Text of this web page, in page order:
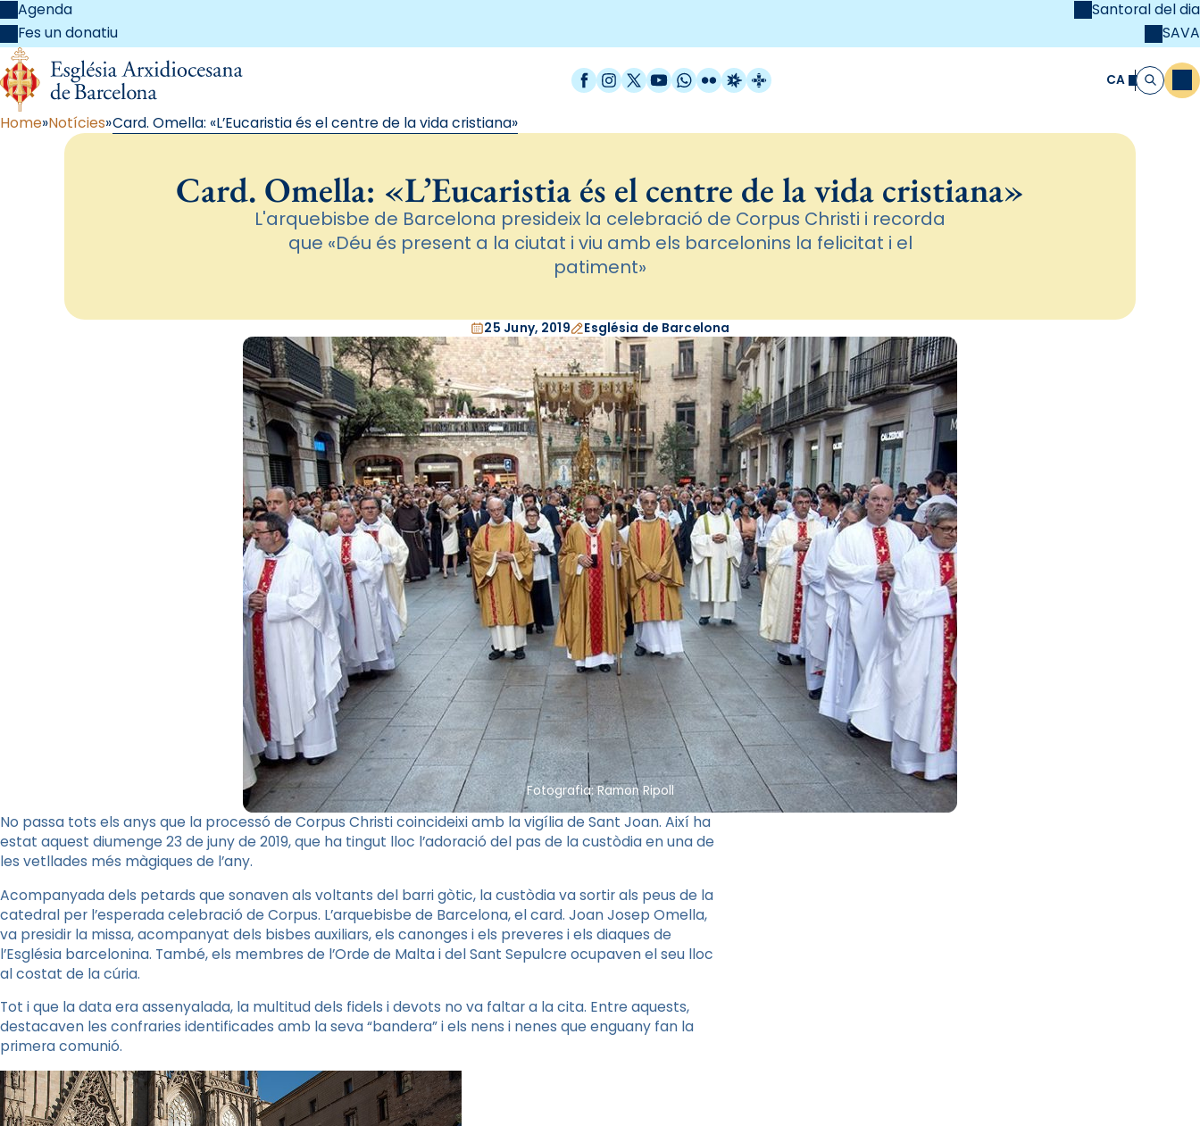
Agenda
Fes un donatiu
Santoral del dia
SAVA
Facebook
Instagram
X / Twitter
YouTube
WhatsApp
FlickrRadio Estel
Catalunya Cristiana CA Cerca
Home Notícies Card. Omella: «L’Eucaristia és el centre de la vida cristiana»
Card. Omella: «L’Eucaristia és el centre de la vida cristiana»
L'arquebisbe de Barcelona presideix la celebració de Corpus Christi i recorda
que «Déu és present a la ciutat i viu amb els barcelonins la felicitat i el
patiment»
25 Juny, 2019 Església de Barcelona
Fotografia: Ramon Ripoll
No passa tots els anys que la processó de Corpus Christi coincideixi amb la vigília de Sant Joan. Així ha
estat aquest diumenge 23 de juny de 2019, que ha tingut lloc l’adoració del pas de la custòdia en una de
les vetllades més màgiques de l’any.
Acompanyada dels petards que sonaven als voltants del barri gòtic, la custòdia va sortir als peus de la
catedral per l’esperada celebració de Corpus. L’arquebisbe de Barcelona, el card. Joan Josep Omella,
va presidir la missa, acompanyat dels bisbes auxiliars, els canonges i els preveres i els diaques de
l’Església barcelonina. També, els membres de l’Orde de Malta i del Sant Sepulcre ocupaven el seu lloc
al costat de la cúria.
Tot i que la data era assenyalada, la multitud dels fidels i devots no va faltar a la cita. Entre aquests,
destacaven les confraries identificades amb la seva “bandera” i els nens i nenes que enguany fan la
primera comunió.